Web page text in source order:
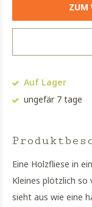
ZUM
Auf Lager
ungefär 7 tage
Eine Holzfliese in
Kleines plötzlich so
sieht aus wie eine